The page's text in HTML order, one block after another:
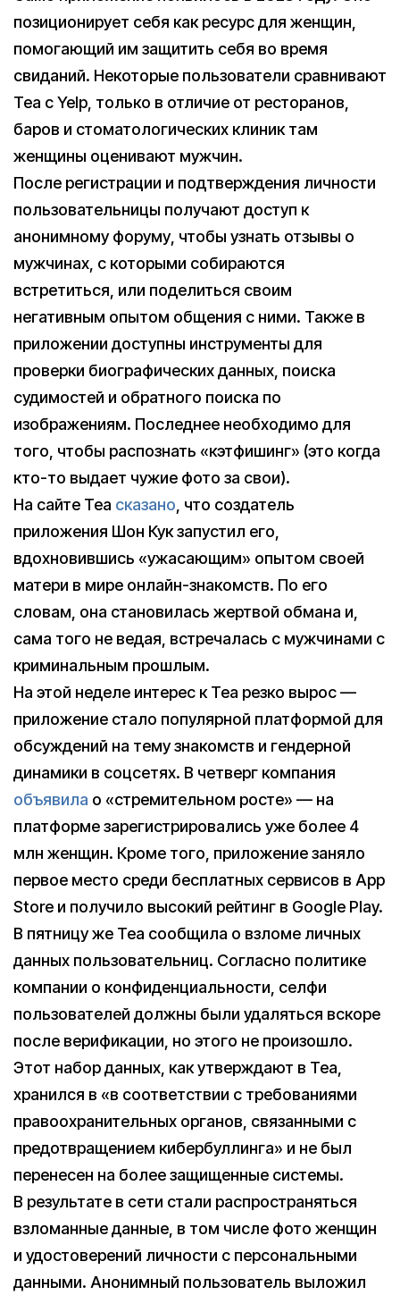
позиционирует себя как ресурс для женщин,
помогающий им защитить себя во время
свиданий. Некоторые пользователи сравнивают
Tea с Yelp, только в отличие от ресторанов,
баров и стоматологических клиник там
женщины оценивают мужчин.
После регистрации и подтверждения личности
пользовательницы получают доступ к
анонимному форуму, чтобы узнать отзывы о
мужчинах, с которыми собираются
встретиться, или поделиться своим
негативным опытом общения с ними. Также в
приложении доступны инструменты для
проверки биографических данных, поиска
судимостей и обратного поиска по
изображениям. Последнее необходимо для
того, чтобы распознать «кэтфишинг» (это когда
кто-то выдает чужие фото за свои).
На сайте Tea сказано , что создатель
приложения Шон Кук запустил его,
вдохновившись «ужасающим» опытом своей
матери в мире онлайн-знакомств. По его
словам, она становилась жертвой обмана и,
сама того не ведая, встречалась с мужчинами с
криминальным прошлым.
На этой неделе интерес к Tea резко вырос —
приложение стало популярной платформой для
обсуждений на тему знакомств и гендерной
динамики в соцсетях. В четверг компания
объявила о «стремительном росте» — на
платформе зарегистрировались уже более 4
млн женщин. Кроме того, приложение заняло
первое место среди бесплатных сервисов в App
Store и получило высокий рейтинг в Google Play.
В пятницу же Tea сообщила о взломе личных
данных пользовательниц. Согласно политике
компании о конфиденциальности, селфи
пользователей должны были удаляться вскоре
после верификации, но этого не произошло.
Этот набор данных, как утверждают в Tea,
хранился в «в соответствии с требованиями
правоохранительных органов, связанными с
предотвращением кибербуллинга» и не был
перенесен на более защищенные системы.
В результате в сети стали распространяться
взломанные данные, в том числе фото женщин
и удостоверений личности с персональными
данными. Анонимный пользователь выложил